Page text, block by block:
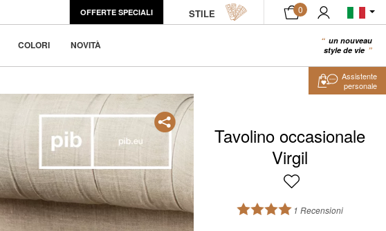
OFFERTE SPECIALI STILE 0
COLORI NOVITÀ
un nouveau
style de vie
Tavolino occasionale
Virgil
1 Recensioni
Assistente
personale